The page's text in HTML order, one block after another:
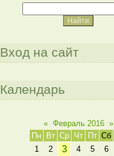
Вход на сайт
Календарь
« Февраль 2016 »
Пн
Вт Ср Чт Пт Сб
1
2 3 4 5 6